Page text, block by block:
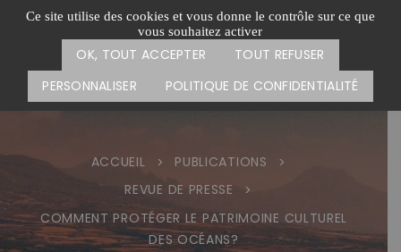
Ce site utilise des cookies et vous donne le contrôle sur ce que
vous souhaitez activer
OK, TOUT ACCEPTER
TOUT REFUSER
PERSONNALISER
POLITIQUE DE CONFIDENTIALITÉ
Passer
Menu
CARTE DES ACTIONS FAIRE UN DON
ACCUEIL > PUBLICATIONS
>
REVUE DE PRESSE
>
COMMENT PROTÉGER LE PATRIMOINE CULTUREL
DES OCÉANS?